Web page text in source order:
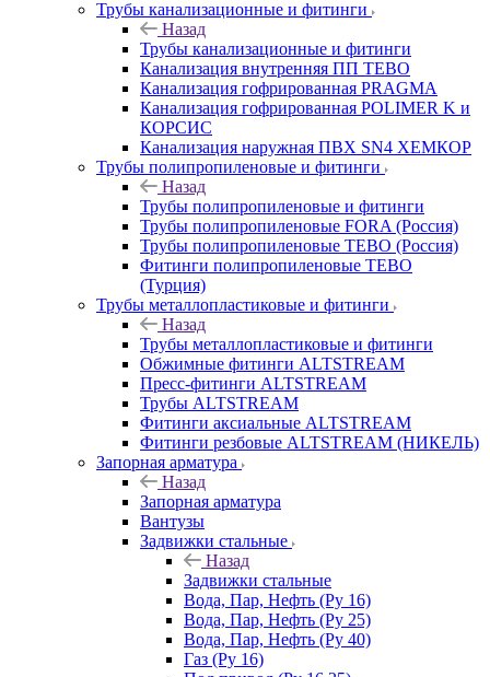
Трубы канализационные и фитинги
Назад
Трубы канализационные и фитинги
Канализация внутренняя ПП TEBO
Канализация гофрированная PRAGMA
Канализация гофрированная POLIMER K и
КОРСИС
Канализация наружная ПВХ SN4 ХЕМКОР
Трубы полипропиленовые и фитинги
Назад
Трубы полипропиленовые и фитинги
Трубы полипропиленовые FORA (Россия)
Трубы полипропиленовые TEBO (Россия)
Фитинги полипропиленовые TEBO
(Турция)
Трубы металлопластиковые и фитинги
Назад
Трубы металлопластиковые и фитинги
Обжимные фитинги ALTSTREAM
Пресс-фитинги ALTSTREAM
Трубы ALTSTREAM
Фитинги аксиальные ALTSTREAM
Фитинги резбовые ALTSTREAM (НИКЕЛЬ)
Запорная арматура
Назад
Запорная арматура
Вантузы
Задвижки стальные
Назад
Задвижки стальные
Вода, Пар, Нефть (Ру 16)
Вода, Пар, Нефть (Ру 25)
Вода, Пар, Нефть (Ру 40)
Газ (Ру 16)